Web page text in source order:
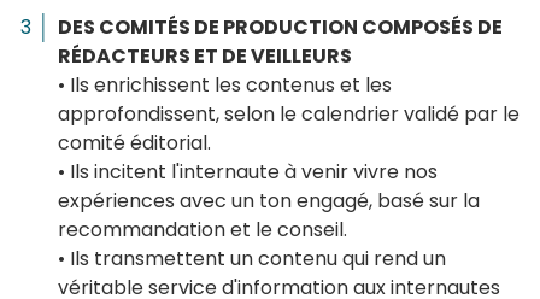
DES COMITÉS DE PRODUCTION COMPOSÉS DE
RÉDACTEURS ET DE VEILLEURS
• Ils enrichissent les contenus et les
approfondissent, selon le calendrier validé par le
comité éditorial.
• Ils incitent l'internaute à venir vivre nos
expériences avec un ton engagé, basé sur la
recommandation et le conseil.
• Ils transmettent un contenu qui rend un
véritable service d'information aux internautes